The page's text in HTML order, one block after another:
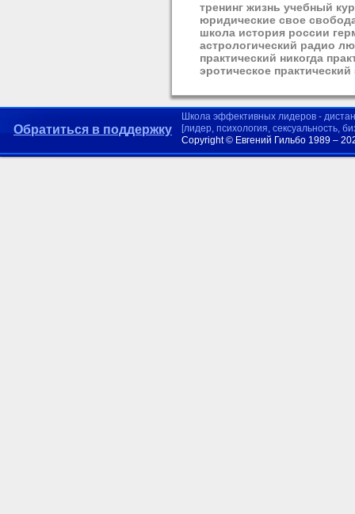
тренинг жизнь учебный
юридические свое
школа история россии
астрологический радио
практический никогда
эротическое
Обратиться в поддержку
Школа эффективных лидеров -
[лидер, психология, сексуальность,
Copyright © Евгений Гильбо 1989 –